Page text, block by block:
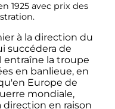
1925 avec prix des
à la direction du
succédera de
entraîne la troupe
en banlieue, en
Europe de
mondiale,
direction en raison